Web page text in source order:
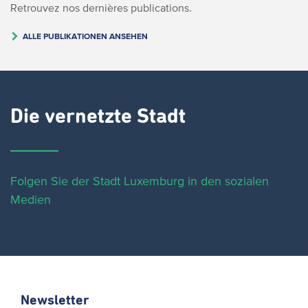
Retrouvez nos dernières publications.
ALLE PUBLIKATIONEN ANSEHEN
Die vernetzte Stadt
Folgen Sie der Stadt Luxemburg in den sozialen
Medien
Newsletter